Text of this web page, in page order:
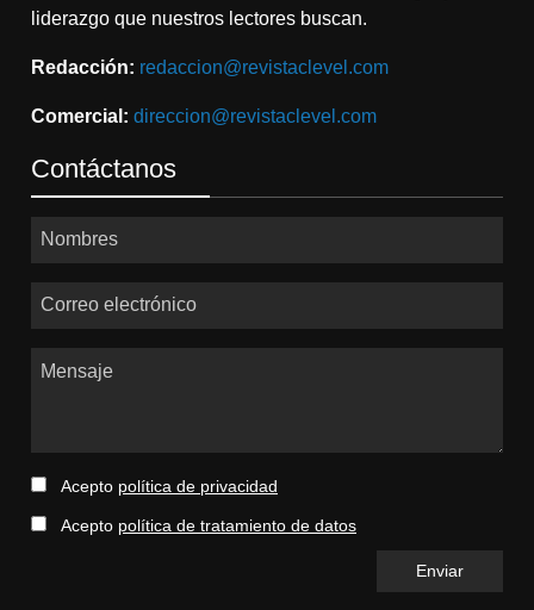
liderazgo que nuestros lectores buscan.
Redacción: redaccion@revistaclevel.com
Comercial: direccion@revistaclevel.com
Contáctanos
Nombres
Correo electrónico
Mensaje
Acepto política de privacidad
Acepto política de tratamiento de datos